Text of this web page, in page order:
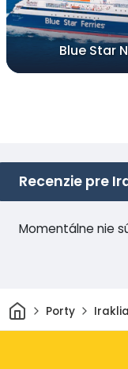
Blue Star
Recenzie pre
Momentálne nie
Domov
Porty Iraklia